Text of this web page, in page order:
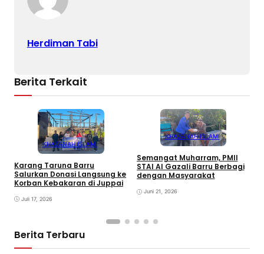
Herdiman Tabi
Berita Terkait
KHAZANAH ISLAMI
Karang Taruna Barru
Salurkan Donasi Langsung ke
Korban Kebakaran di Juppai
Juli 17, 2026
KHAZANAH ISLAMI
Semangat Muharram, PMII
STAI Al Gazali Barru Berbagi
dengan Masyarakat
Juni 21, 2026
Berita Terbaru